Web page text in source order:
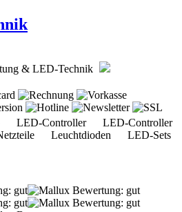
& LED-Technik
LED-Controller LED-Controller
Leuchtdioden LED-Sets